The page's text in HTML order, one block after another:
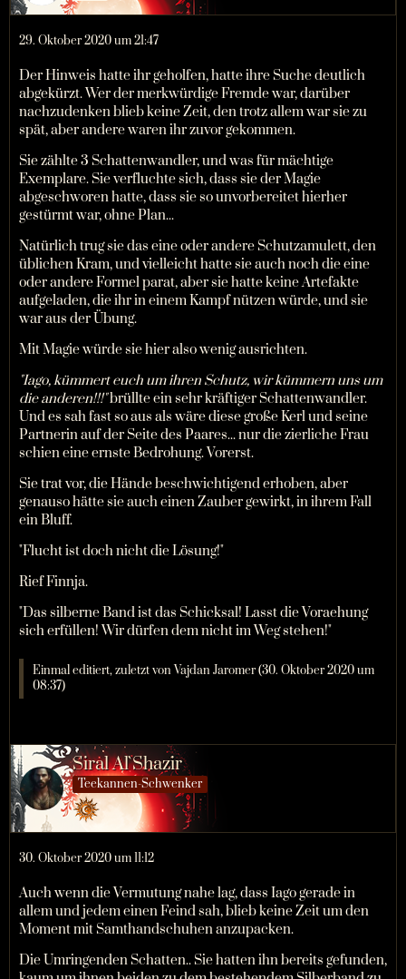
29. Oktober 2020 um 21:47
Der Hinweis hatte ihr geholfen, hatte ihre Suche deutlich
abgekürzt. Wer der merkwürdige Fremde war, darüber
nachzudenken blieb keine Zeit, den trotz allem war sie zu
spät, aber andere waren ihr zuvor gekommen.
Sie zählte 3 Schattenwandler, und was für mächtige
Exemplare. Sie verfluchte sich, dass sie der Magie
abgeschworen hatte, dass sie so unvorbereitet hierher
gestürmt war, ohne Plan...
Natürlich trug sie das eine oder andere Schutzamulett, den
üblichen Kram, und vielleicht hatte sie auch noch die eine
oder andere Formel parat, aber sie hatte keine Artefakte
aufgeladen, die ihr in einem Kampf nützen würde, und sie
war aus der Übung.
Mit Magie würde sie hier also wenig ausrichten.
"Iago, kümmert euch um ihren Schutz, wir kümmern uns um
die anderen!!!"brüllte ein sehr kräftiger Schattenwandler.
Und es sah fast so aus als wäre diese große Kerl und seine
Partnerin auf der Seite des Paares... nur die zierliche Frau
schien eine ernste Bedrohung. Vorerst.
Sie trat vor, die Hände beschwichtigend erhoben, aber
genauso hätte sie auch einen Zauber gewirkt, in ihrem Fall
ein Bluff.
"Flucht ist doch nicht die Lösung!"
Rief Finnja.
"Das silberne Band ist das Schicksal! Lasst die Voraehung
sich erfüllen! Wir dürfen dem nicht im Weg stehen!"
Einmal editiert, zuletzt von Vajdan Jaromer (30. Oktober 2020 um
08:37)
Siral Al`Shazir
Teekannen-Schwenker
30. Oktober 2020 um 11:12
Auch wenn die Vermutung nahe lag, dass Iago gerade in
allem und jedem einen Feind sah, blieb keine Zeit um den
Moment mit Samthandschuhen anzupacken.
Die Umringenden Schatten.. Sie hatten ihn bereits gefunden,